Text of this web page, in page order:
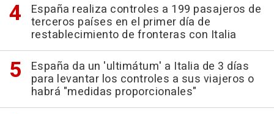
España realiza controles a 199 pasajeros de
terceros países en el primer día de
restablecimiento de fronteras con Italia
España da un 'ultimátum' a Italia de 3 días
para levantar los controles a sus viajeros o
habrá "medidas proporcionales"